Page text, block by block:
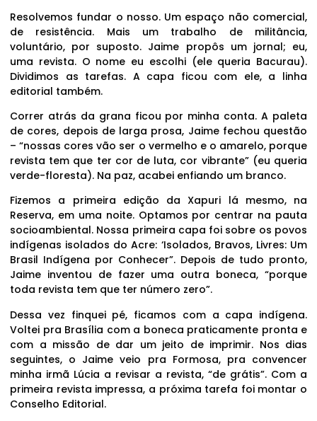
Resolvemos fundar o nosso. Um espaço não comercial,
de resistência. Mais um trabalho de militância,
voluntário, por suposto. Jaime propôs um jornal; eu,
uma revista. O nome eu escolhi (ele queria Bacurau).
Dividimos as tarefas. A capa ficou com ele, a linha
editorial também.
Correr atrás da grana ficou por minha conta. A paleta
de cores, depois de larga prosa, Jaime fechou questão
– “nossas cores vão ser o vermelho e o amarelo, porque
revista tem que ter cor de luta, cor vibrante” (eu queria
verde-floresta). Na paz, acabei enfiando um branco.
Fizemos a primeira edição da Xapuri lá mesmo, na
Reserva, em uma noite. Optamos por centrar na pauta
socioambiental. Nossa primeira capa foi sobre os povos
indígenas isolados do Acre: ‘Isolados, Bravos, Livres: Um
Brasil Indígena por Conhecer”. Depois de tudo pronto,
Jaime inventou de fazer uma outra boneca, “porque
toda revista tem que ter número zero”.
Dessa vez finquei pé, ficamos com a capa indígena.
Voltei pra Brasília com a boneca praticamente pronta e
com a missão de dar um jeito de imprimir. Nos dias
seguintes, o Jaime veio pra Formosa, pra convencer
minha irmã Lúcia a revisar a revista, “de grátis”. Com a
primeira revista impressa, a próxima tarefa foi montar o
Conselho Editorial.